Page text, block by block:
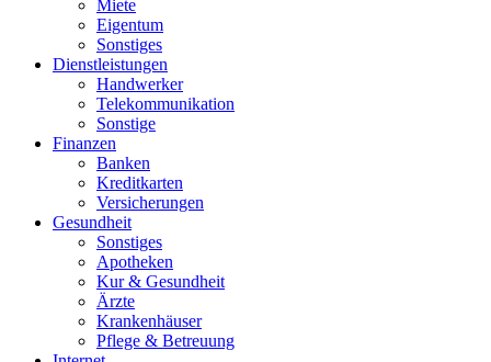
Miete
Eigentum
Sonstiges
Dienstleistungen
Handwerker
Telekommunikation
Sonstige
Finanzen
Banken
Kreditkarten
Versicherungen
Gesundheit
Sonstiges
Apotheken
Kur & Gesundheit
Ärzte
Krankenhäuser
Pflege & Betreuung